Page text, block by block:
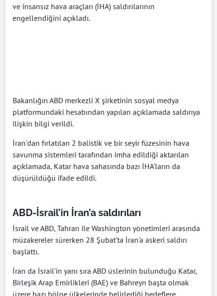
ve insansız hava araçları (İHA) saldırılarının
engellendiğini açıkladı.
Bakanlığın ABD merkezli X şirketinin sosyal medya
platformundaki hesabından yapılan açıklamada saldırıya
ilişkin bilgi verildi.
İran'dan fırlatılan 2 balistik ve bir seyir füzesinin hava
savunma sistemleri tarafından imha edildiği aktarılan
açıklamada, Katar hava sahasında bazı İHA'ların da
düşürüldüğü ifade edildi.
ABD-İsrail’in İran’a saldırıları
İsrail ve ABD, Tahran ile Washington yönetimleri arasında
müzakereler sürerken 28 Şubat'ta İran'a askeri saldırı
başlattı.
İran da İsrail'in yanı sıra ABD üslerinin bulunduğu Katar,
Birleşik Arap Emirlikleri (BAE) ve Bahreyn başta olmak
üzere bazı bölge ülkelerinde belirlediği hedeflere